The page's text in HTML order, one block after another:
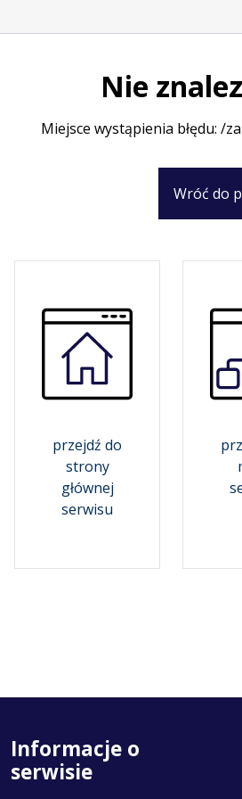
Nie
Miejsce wystąpienia błędu: /
Wróć do
przejdź do
strony
głównej
serwisu
Informacje o
serwisie